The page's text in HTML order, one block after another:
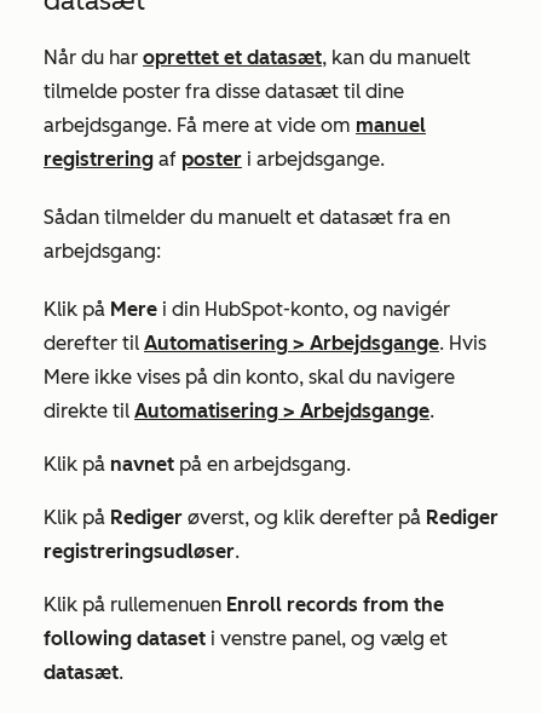
Når du har oprettet et datasæt, kan du manuelt
tilmelde poster fra disse datasæt til dine
arbejdsgange. Få mere at vide om manuel
registrering af poster i arbejdsgange.
Sådan tilmelder du manuelt et datasæt fra en
arbejdsgang:
Klik på Mere i din HubSpot-konto, og navigér
derefter til Automatisering > Arbejdsgange. Hvis
Mere ikke vises på din konto, skal du navigere
direkte til Automatisering > Arbejdsgange.
Klik på navnet på en arbejdsgang.
Klik på Rediger øverst, og klik derefter på Rediger
registreringsudløser.
Klik på rullemenuen Enroll records from the
following dataset i venstre panel, og vælg et
datasæt.